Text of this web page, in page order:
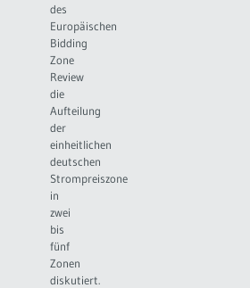
des
Europäischen
Bidding
Zone
Review
die
Aufteilung
der
einheitlichen
deutschen
Strompreiszone
in
zwei
bis
fünf
Zonen
diskutiert.